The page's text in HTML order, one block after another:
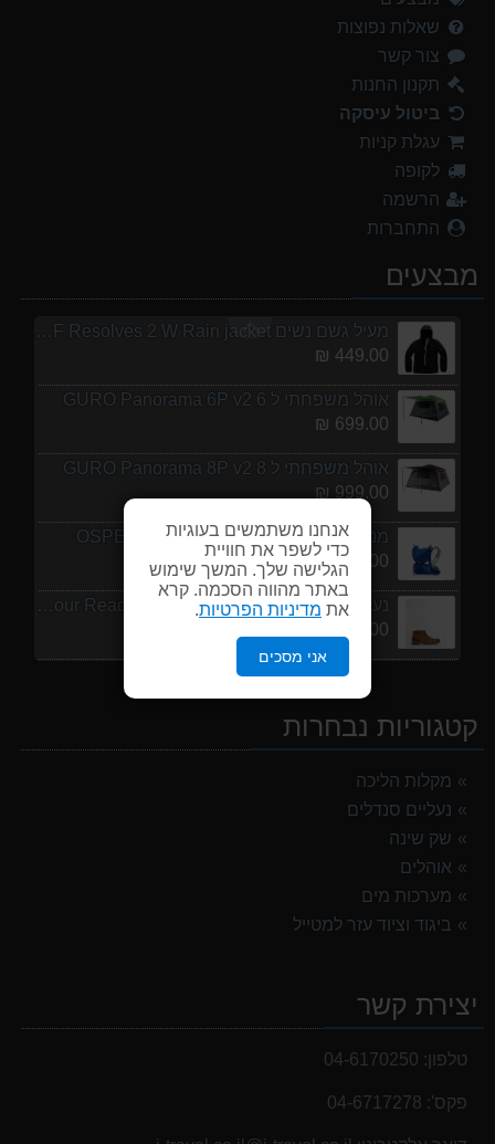
אנחנו משתמשים בעוגיות
כדי לשפר את חוויית
הגלישה שלך. המשך שימוש
באתר מהווה הסכמה. קרא
את מדיניות הפרטיות.
אני מסכים
שאלות נפוצות
צור קשר
תקנון החנות
ביטול עיסקה
עגלת קניות
לקופה
הרשמה
התחברות
מבצעים
אוהל משפחתי ל 8 GURO Panorama 8P v2
999.00 ₪
מנשא לתינוק לטיולים OSPERY POCO LT
1,299.00 ₪
839.00 ₪
מעיל גשם נשים TNF Resolves 2 W Rain jacket
449.00 ₪
אוהל משפחתי ל 6 GURO Panorama 6P v2
699.00 ₪
אוהל משפחתי ל 8 GURO Panorama 8P v2
999.00 ₪
מנשא לתינוק לטיולים OSPERY POCO LT
1,299.00 ₪
נעלי הליכה אלגנט גברים Barbour Readhead TAN
499.00 ₪
839.00 ₪
אוהל משפחתי ל 6 GURO Panorama 6P v2
999.00 ₪
קטגוריות נבחרות
מקלות הליכה
נעליים סנדלים
שק שינה
אוהלים
מערכות מים
ביגוד וציוד עזר למטייל
יצירת קשר
טלפון: 04-6170250
פקס': 04-6717278